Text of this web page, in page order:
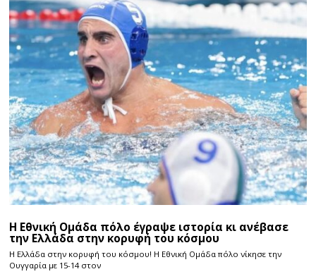
Η Εθνική Ομάδα πόλο έγραψε ιστορία κι ανέβασε
την Ελλάδα στην κορυφή του κόσμου
Η Ελλάδα στην κορυφή του κόσμου! Η Εθνική Ομάδα πόλο νίκησε την
Ουγγαρία με 15-14 στον